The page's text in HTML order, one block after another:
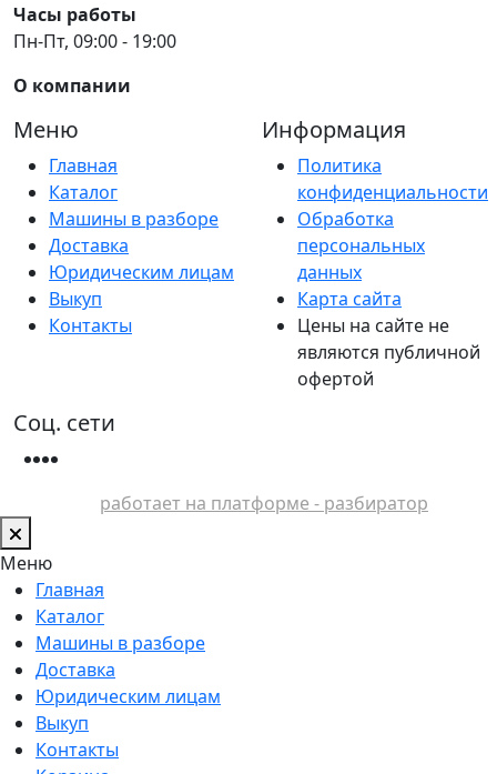
Часы работы
Пн-Пт, 09:00 - 19:00
О компании
Меню
Главная
Каталог
Машины в разборе
Доставка
Юридическим лицам
Выкуп
Контакты
Информация
Политика
конфиденциальности
Обработка
персональных
данных
Карта сайта
Цены на сайте не
являются публичной
офертой
Соц. сети
работает на платформе - разбиратор
Меню
Главная
Каталог
Машины в разборе
Доставка
Юридическим лицам
Выкуп
Контакты